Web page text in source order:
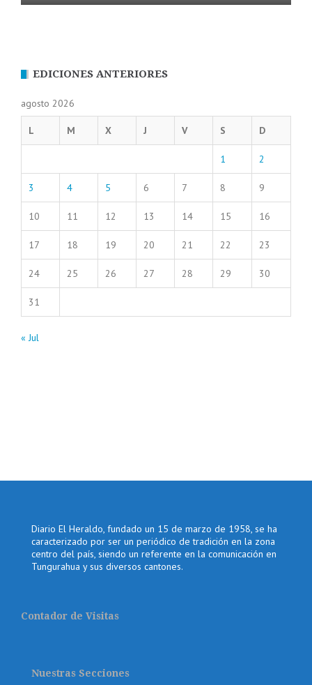
EDICIONES ANTERIORES
agosto 2026
L M X J V S D
1 2
3 4 5 6 7 8 9
10 11 12 13 14 15 16
17 18 19 20 21 22 23
24 25 26 27 28 29 30
31
« Jul
Diario El Heraldo, fundado un 15 de marzo de 1958, se ha
caracterizado por ser un periódico de tradición en la zona
centro del país, siendo un referente en la comunicación en
Tungurahua y sus diversos cantones.
Contador de Visitas
Nuestras Secciones